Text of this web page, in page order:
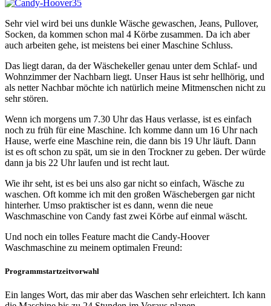
Sehr viel wird bei uns dunkle Wäsche gewaschen, Jeans, Pullover,
Socken, da kommen schon mal 4 Körbe zusammen. Da ich aber
auch arbeiten gehe, ist meistens bei einer Maschine Schluss.
Das liegt daran, da der Wäschekeller genau unter dem Schlaf- und
Wohnzimmer der Nachbarn liegt. Unser Haus ist sehr hellhörig, und
als netter Nachbar möchte ich natürlich meine Mitmenschen nicht zu
sehr stören.
Wenn ich morgens um 7.30 Uhr das Haus verlasse, ist es einfach
noch zu früh für eine Maschine. Ich komme dann um 16 Uhr nach
Hause, werfe eine Maschine rein, die dann bis 19 Uhr läuft. Dann
ist es oft schon zu spät, um sie in den Trockner zu geben. Der würde
dann ja bis 22 Uhr laufen und ist recht laut.
Wie ihr seht, ist es bei uns also gar nicht so einfach, Wäsche zu
waschen. Oft komme ich mit den großen Wäschebergen gar nicht
hinterher. Umso praktischer ist es dann, wenn die neue
Waschmaschine von Candy fast zwei Körbe auf einmal wäscht.
Und noch ein tolles Feature macht die Candy-Hoover
Waschmaschine zu meinem optimalen Freund:
Programmstartzeitvorwahl
Ein langes Wort, das mir aber das Waschen sehr erleichtert. Ich kann